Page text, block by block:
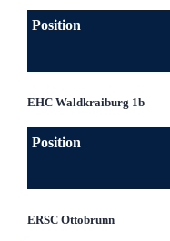
Position
EHC Waldkraiburg 1b
Position
ERSC Ottobrunn